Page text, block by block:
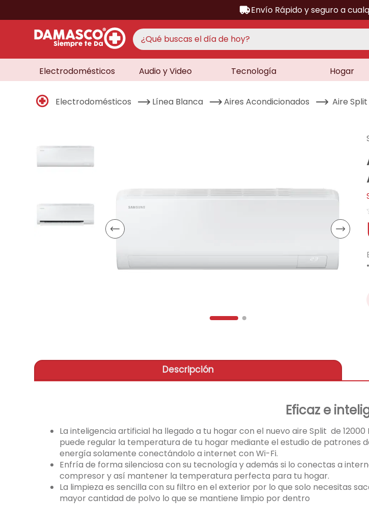
Envío Rápido y seguro a
¿Qué buscas el día de hoy?
Electrodomésticos Audio y Video Tecnología Hogar
Electrodomésticos Línea Blanca Aires Acondicionados Aire Split
Descripción
Eficaz e
La inteligencia artificial ha llegado a tu hogar con el nuevo aire Split de
puede regular la temperatura de tu hogar mediante el estudio de patrones
energía solamente conectándolo a internet con Wi-Fi.
Enfría de forma silenciosa con su tecnología y además si lo conectas a
compresor y así mantener la temperatura perfecta para tu hogar.
La limpieza es sencilla con su filtro en el exterior por lo que solo necesitas
mayor cantidad de polvo lo que se mantiene limpio por dentro
TÉRMINOS MÁS BUSCADOS
2. nevera
7. televisor